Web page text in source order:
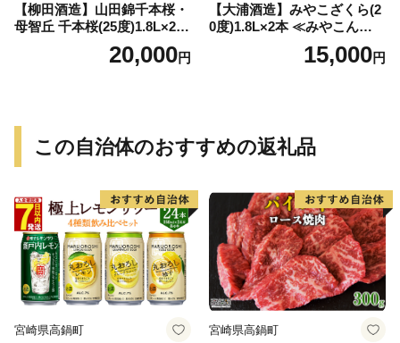
【柳田酒造】山田錦千本桜・
母智丘 千本桜(25度)1.8L×2本
≪みやこんじょ特急便≫_AC
20,000円
【大浦酒造】みやこざくら(2
0度)1.8L×2本 ≪みやこんじょ
特急便≫_MJ-077115,000円
この自治体のおすすめの返礼品
宮崎県高鍋町 宮崎県高鍋町